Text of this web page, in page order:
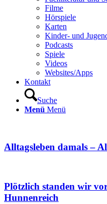
Filme
Hörspiele
Karten
Kinder- und
Podcasts
Spiele
Videos
Websites/Apps
Kontakt
Suche
Menü Menü
Alltagsleben damals –
Plötzlich standen wir
Hunnenreich